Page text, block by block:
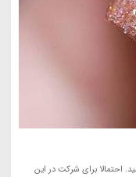
احتمالا برای شرکت در این